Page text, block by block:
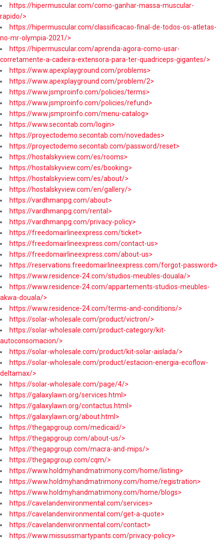
https://hipermuscular.com/como-ganhar-massa-muscular-
rapido/>
https://hipermuscular.com/classificacao-final-de-todos-os-atletas-
no-mr-olympia-2021/>
https://hipermuscular.com/aprenda-agora-como-usar-
corretamente-a-cadeira-extensora-para-ter-quadriceps-gigantes/>
https://www.apexplayground.com/problems>
https://www.apexplayground.com/problem/2>
https://www.jsmproinfo.com/policies/terms>
https://www.jsmproinfo.com/policies/refund>
https://www.jsmproinfo.com/menu-catalog>
https://www.secontab.com/login>
https://proyectodemo.secontab.com/novedades>
https://proyectodemo.secontab.com/password/reset>
https://hostalskyview.com/es/rooms>
https://hostalskyview.com/es/booking>
https://hostalskyview.com/es/about/>
https://hostalskyview.com/en/gallery/>
https://vardhmanpg.com/about>
https://vardhmanpg.com/rental>
https://vardhmanpg.com/privacy-policy>
https://freedomairlineexpress.com/ticket>
https://freedomairlineexpress.com/contact-us>
https://freedomairlineexpress.com/about-us>
https://reservations.freedomairlineexpress.com/forgot-password>
https://www.residence-24.com/studios-meubles-douala/>
https://www.residence-24.com/appartements-studios-meubles-
akwa-douala/>
https://www.residence-24.com/terms-and-conditions/>
https://solar-wholesale.com/product/victron/>
https://solar-wholesale.com/product-category/kit-
autoconsomacion/>
https://solar-wholesale.com/product/kit-solar-aislada/>
https://solar-wholesale.com/product/estacion-energia-ecoflow-
deltamax/>
https://solar-wholesale.com/page/4/>
https://galaxylawn.org/services.html>
https://galaxylawn.org/contactus.html>
https://galaxylawn.org/about.html>
https://thegapgroup.com/medicaid/>
https://thegapgroup.com/about-us/>
https://thegapgroup.com/macra-and-mips/>
https://thegapgroup.com/cqm/>
https://www.holdmyhandmatrimony.com/home/listing>
https://www.holdmyhandmatrimony.com/home/registration>
https://www.holdmyhandmatrimony.com/home/blogs>
https://cavelandenvironmental.com/services>
https://cavelandenvironmental.com/get-a-quote>
https://cavelandenvironmental.com/contact>
https://www.missussmartypants.com/privacy-policy>